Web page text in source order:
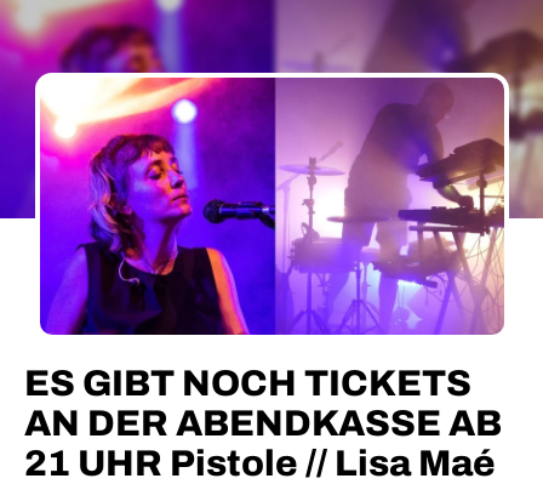
ES GIBT NOCH TICKETS
AN DER ABENDKASSE AB
21 UHR Pistole // Lisa Maé